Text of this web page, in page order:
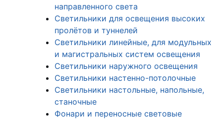
направленного света
Светильники для освещения высоких
пролётов и туннелей
Светильники линейные, для модульных
и магистральных систем освещения
Светильники наружного освещения
Светильники настенно-потолочные
Светильники настольные, напольные,
станочные
Фонари и переносные световые